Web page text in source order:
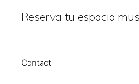
Reserva tu espacio
Contact